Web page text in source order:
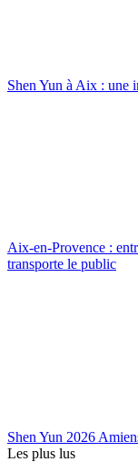
Shen Yun à Aix : une
Aix-en-Provence :
transporte le public
Shen Yun 2026
Les plus lus